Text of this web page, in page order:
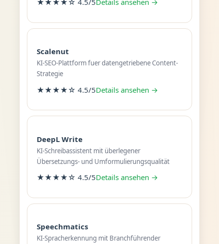
★★★★☆ 4.5/5Details ansehen →
Scalenut
KI-SEO-Plattform fuer datengetriebene Content-
Strategie
★★★★☆ 4.5/5Details ansehen →
DeepL Write
KI-Schreibassistent mit überlegener
Übersetzungs- und Umformulierungsqualität
★★★★☆ 4.5/5Details ansehen →
Speechmatics
KI-Spracherkennung mit Branchführender